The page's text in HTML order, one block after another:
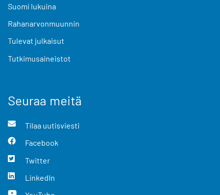
Suomi lukuina
Rahanarvonmuunnin
Tulevat julkaisut
Tutkimusaineistot
Seuraa meitä
Tilaa uutisviesti
Facebook
Twitter
LinkedIn